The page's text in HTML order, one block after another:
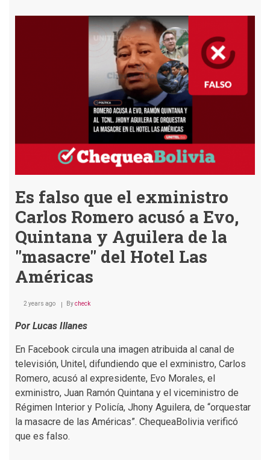
admitió
ordenar
la
operación
en
el
caso
“Terrorismo”,
pero
no
se
excusó
de
declarar
a
edad
Es falso que el exministro
Carlos Romero acusó a Evo,
Quintana y Aguilera de la
"masacre" del Hotel Las
Américas
2 years ago Bycheck
Por Lucas Illanes
En Facebook circula una imagen atribuida al canal de
televisión, Unitel, difundiendo que el exministro, Carlos
Romero, acusó al expresidente, Evo Morales, el
exministro, Juan Ramón Quintana y el viceministro de
Régimen Interior y Policía, Jhony Aguilera, de “orquestar
la masacre de las Américas”. ChequeaBolivia verificó
que es falso.